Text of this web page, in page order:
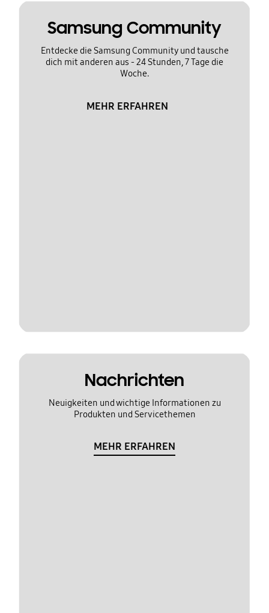
Samsung Community
Entdecke die Samsung Community und tausche
dich mit anderen aus - 24 Stunden, 7 Tage die
Woche.
MEHR ERFAHREN
Nachrichten
Neuigkeiten und wichtige Informationen zu
Produkten und Servicethemen
MEHR ERFAHREN